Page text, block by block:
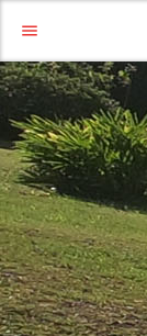
menu